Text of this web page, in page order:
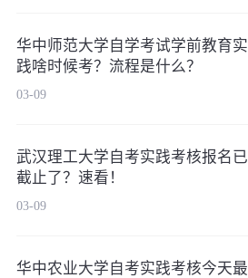
华中师范大学自学考试学前教育实
践啥时候考？流程是什么？
03-09
武汉理工大学自考实践考核报名已
截止了？速看！
03-09
华中农业大学自考实践考核今天最